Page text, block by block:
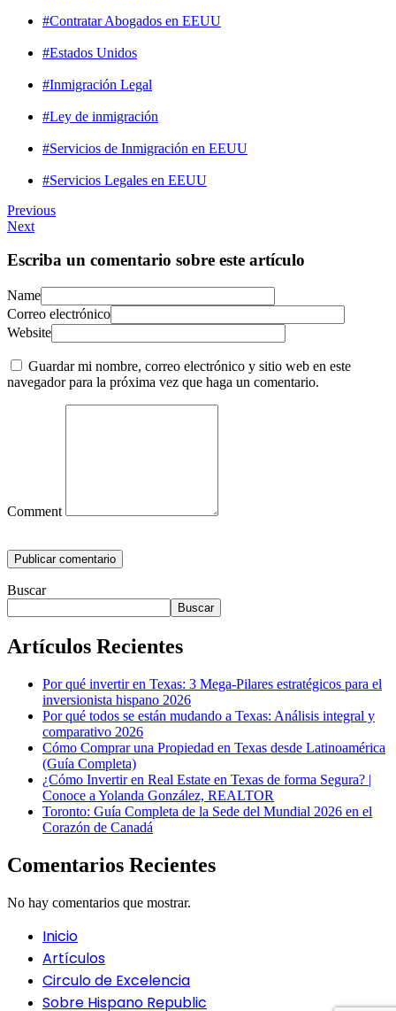
#Contratar Abogados en EEUU
#Estados Unidos
#Inmigración Legal
#Ley de inmigración
#Servicios de Inmigración en EEUU
#Servicios Legales en EEUU
Previous
Next
Escriba un comentario sobre este artículo
Name
Correo electrónico
Website
Guardar mi nombre, correo electrónico y sitio web en este
navegador para la próxima vez que haga un comentario.
Comment
Buscar
Buscar
Artículos Recientes
Por qué invertir en Texas: 3 Mega-Pilares estratégicos para el
inversionista hispano 2026
Por qué todos se están mudando a Texas: Análisis integral y
comparativo 2026
Cómo Comprar una Propiedad en Texas desde Latinoamérica
(Guía Completa)
¿Cómo Invertir en Real Estate en Texas de forma Segura? |
Conoce a Yolanda González, REALTOR
Toronto: Guía Completa de la Sede del Mundial 2026 en el
Corazón de Canadá
Comentarios Recientes
No hay comentarios que mostrar.
Inicio
Artículos
Circulo de Excelencia
Sobre Hispano Republic